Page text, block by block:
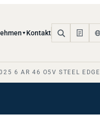
Kontakt
6 AR 46 O5V STEEL EDGE